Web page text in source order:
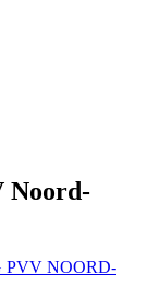
Noord-
PVV NOORD-